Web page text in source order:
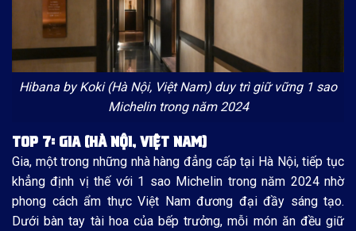
Hibana by Koki (Hà Nội, Việt Nam) duy trì giữ vững 1 sao
Michelin trong năm 2024
TOP 7: GIA (HÀ NỘI, VIỆT NAM)
Gia, một trong những nhà hàng đẳng cấp tại Hà Nội, tiếp tục
khẳng định vị thế với 1 sao Michelin trong năm 2024 nhờ
phong cách ẩm thực Việt Nam đương đại đầy sáng tạo.
Dưới bàn tay tài hoa của bếp trưởng, mỗi món ăn đều giữ